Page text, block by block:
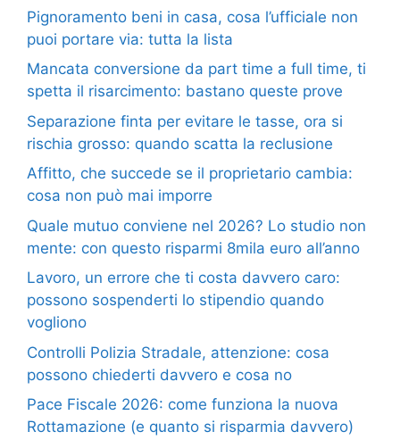
Pignoramento beni in casa, cosa l’ufficiale non
puoi portare via: tutta la lista
Mancata conversione da part time a full time, ti
spetta il risarcimento: bastano queste prove
Separazione finta per evitare le tasse, ora si
rischia grosso: quando scatta la reclusione
Affitto, che succede se il proprietario cambia:
cosa non può mai imporre
Quale mutuo conviene nel 2026? Lo studio non
mente: con questo risparmi 8mila euro all’anno
Lavoro, un errore che ti costa davvero caro:
possono sospenderti lo stipendio quando
vogliono
Controlli Polizia Stradale, attenzione: cosa
possono chiederti davvero e cosa no
Pace Fiscale 2026: come funziona la nuova
Rottamazione (e quanto si risparmia davvero)